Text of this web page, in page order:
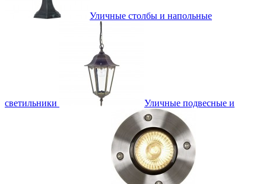
Уличные столбы и напольные
светильники Уличные подвесные и